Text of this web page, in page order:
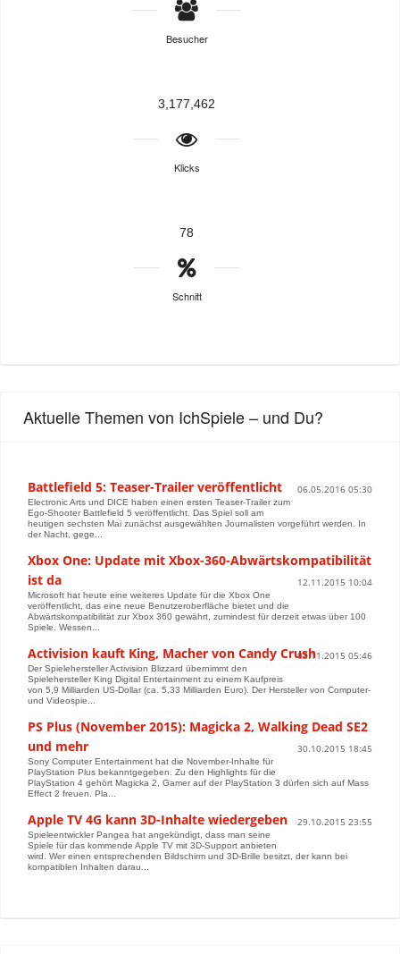
Besucher
3,177,462
Klicks
78
Schnitt
Aktuelle Themen von IchSpiele – und Du?
Battlefield 5: Teaser-Trailer veröffentlicht 06.05.2016 05:30
Electronic Arts und DICE haben einen ersten Teaser-Trailer zum
Ego-Shooter Battlefield 5 veröffentlicht. Das Spiel soll am
heutigen sechsten Mai zunächst ausgewählten Journalisten vorgeführt werden. In
der Nacht, gege...
Xbox One: Update mit Xbox-360-Abwärtskompatibilität
ist da
12.11.2015 10:04
Microsoft hat heute eine weiteres Update für die Xbox One
veröffentlicht, das eine neue Benutzeroberfläche bietet und die
Abwärtskompatibilität zur Xbox 360 gewährt, zumindest für derzeit etwas über 100
Spiele. Wessen...
Activision kauft King, Macher von Candy Crush03.11.2015 05:46
Der Spielehersteller Activision Blizzard übernimmt den
Spielehersteller King Digital Entertainment zu einem Kaufpreis
von 5,9 Milliarden US-Dollar (ca. 5,33 Milliarden Euro). Der Hersteller von Computer-
und Videospie...
PS Plus (November 2015): Magicka 2, Walking Dead SE2
und mehr
30.10.2015 18:45
Sony Computer Entertainment hat die November-Inhalte für
PlayStation Plus bekanntgegeben. Zu den Highlights für die
PlayStation 4 gehört Magicka 2, Gamer auf der PlayStation 3 dürfen sich auf Mass
Effect 2 freuen. Pla...
Apple TV 4G kann 3D-Inhalte wiedergeben 29.10.2015 23:55
Spieleentwickler Pangea hat angekündigt, dass man seine
Spiele für das kommende Apple TV mit 3D-Support anbieten
wird. Wer einen entsprechenden Bildschirm und 3D-Brille besitzt, der kann bei
kompatiblen Inhalten darau...